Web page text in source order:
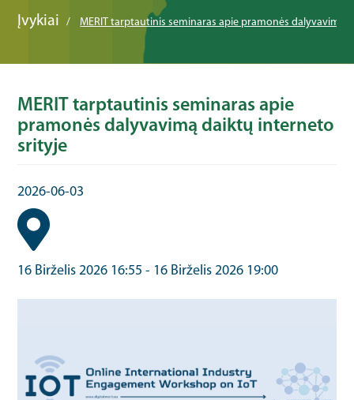
Įvykiai MERIT tarptautinis seminaras apie pramonės dalyvavimą
MERIT tarptautinis seminaras apie
pramonės dalyvavimą daiktų interneto
srityje
2026-06-03
16 Birželis 2026 16:55 - 16 Birželis 2026 19:00